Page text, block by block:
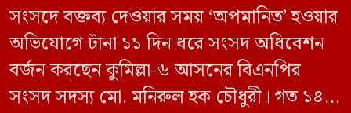
সংসদে বক্তব্য দেওয়ার সময় ‘অপমানিত’ হওয়ার
অভিযোগে টানা ১১ দিন ধরে সংসদ অধিবেশন
বর্জন করছেন কুমিল্লা-৬ আসনের বিএনপির
সংসদ সদস্য মো. মনিরুল হক চৌধুরী। গত ১৪